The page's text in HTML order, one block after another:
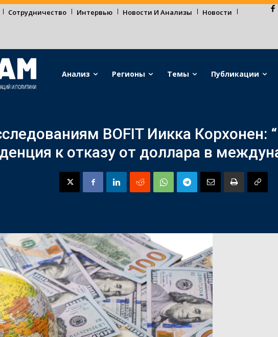
Сотрудничество Интервью Новости И Анализы Новости
Анализ Регионы Темы Публикации
BOFIT Иикка Корхонен:
к отказу от доллара в